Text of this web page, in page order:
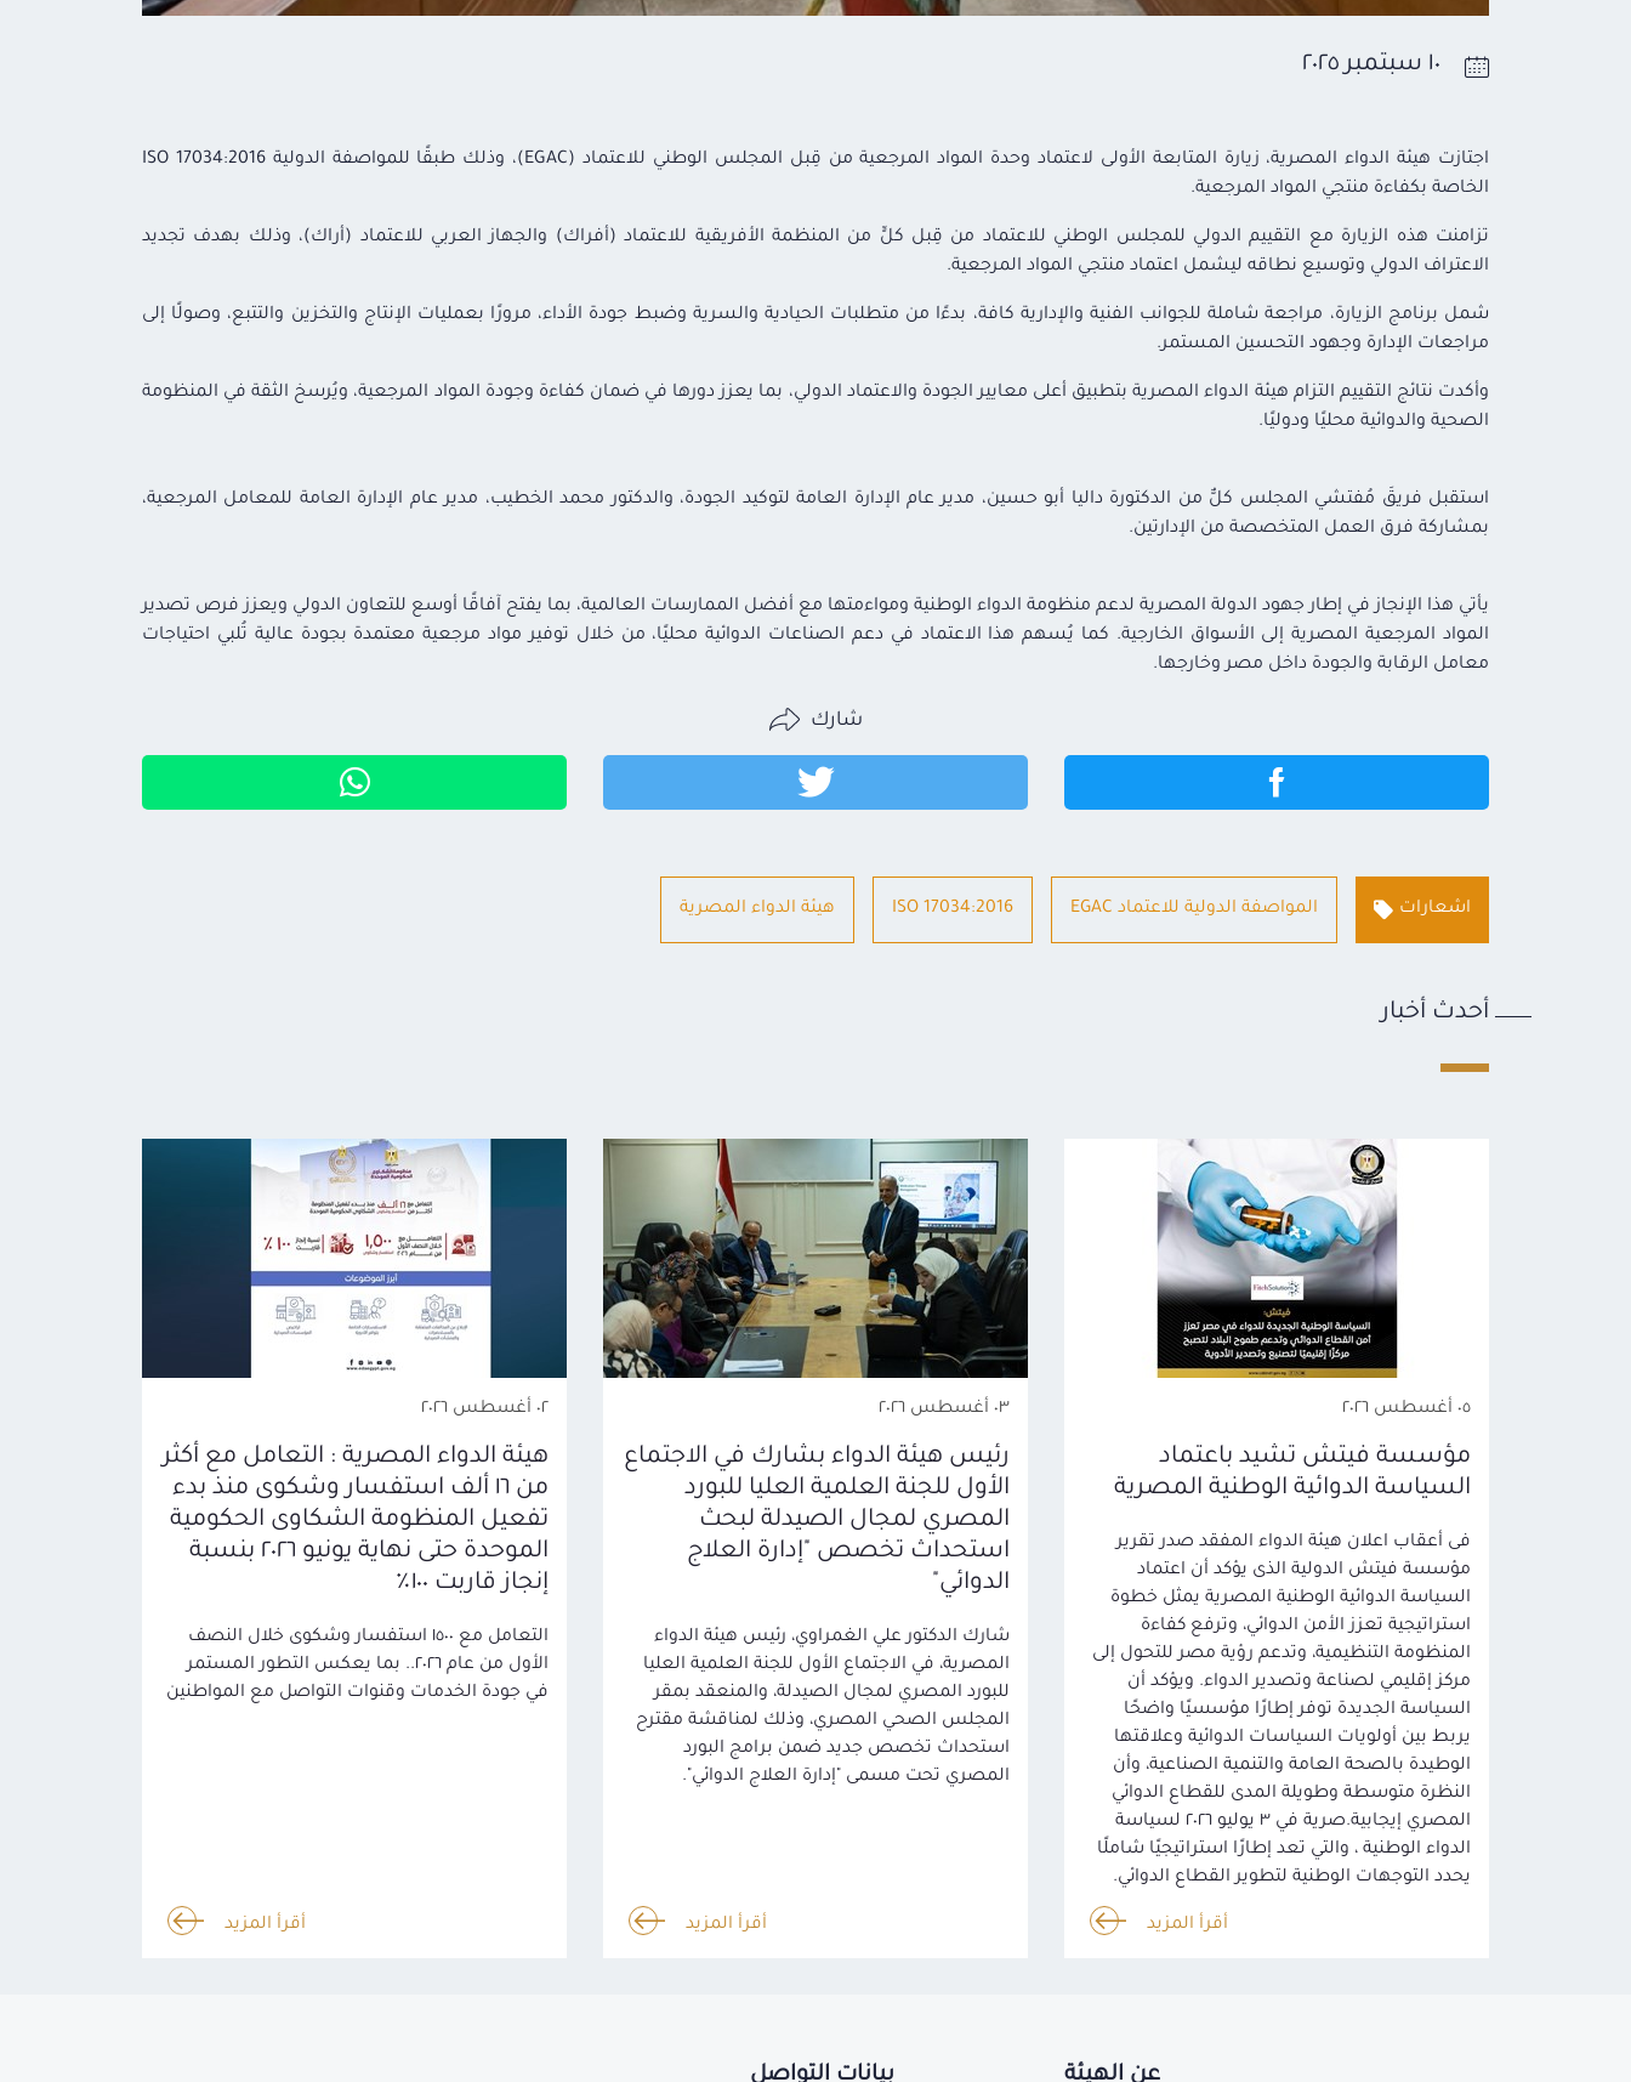
١٠ سبتمبر ٢٠٢٥
اجتازت هيئة الدواء المصرية، زيارة المتابعة الأولى لاعتماد وحدة المواد المرجعية من قِبل المجلس الوطني للاعتماد (EGAC)، وذلك طبقًا للمواصفة الدولية ISO 17034:2016
الخاصة بكفاءة منتجي المواد المرجعية.
تزامنت هذه الزيارة مع التقييم الدولي للمجلس الوطني للاعتماد من قِبل كلٍّ من المنظمة الأفريقية للاعتماد (أفراك) والجهاز العربي للاعتماد (أراك)، وذلك بهدف تجديد
الاعتراف الدولي وتوسيع نطاقه ليشمل اعتماد منتجي المواد المرجعية.
شمل برنامج الزيارة، مراجعة شاملة للجوانب الفنية والإدارية كافة، بدءًا من متطلبات الحيادية والسرية وضبط جودة الأداء، مرورًا بعمليات الإنتاج والتخزين والتتبع، وصولًا إلى
مراجعات الإدارة وجهود التحسين المستمر.
وأكدت نتائج التقييم التزام هيئة الدواء المصرية بتطبيق أعلى معايير الجودة والاعتماد الدولي، بما يعزز دورها في ضمان كفاءة وجودة المواد المرجعية، ويُرسخ الثقة في المنظومة
الصحية والدوائية محليًا ودوليًا.
استقبل فريقَ مُفتشي المجلس كلٌّ من الدكتورة داليا أبو حسين، مدير عام الإدارة العامة لتوكيد الجودة، والدكتور محمد الخطيب، مدير عام الإدارة العامة للمعامل المرجعية،
بمشاركة فرق العمل المتخصصة من الإدارتين.
يأتي هذا الإنجاز في إطار جهود الدولة المصرية لدعم منظومة الدواء الوطنية ومواءمتها مع أفضل الممارسات العالمية، بما يفتح آفاقًا أوسع للتعاون الدولي ويعزز فرص تصدير
المواد المرجعية المصرية إلى الأسواق الخارجية. كما يُسهم هذا الاعتماد في دعم الصناعات الدوائية محليًا، من خلال توفير مواد مرجعية معتمدة بجودة عالية تُلبي احتياجات
معامل الرقابة والجودة داخل مصر وخارجها.
شارك
اشعارات المواصفة الدولية للاعتماد EGAC ISO 17034:2016 هيئة الدواء المصرية
أحدث أخبار
٠٥ أغسطس ٢٠٢٦
مؤسسة فيتش تشيد باعتماد
السياسة الدوائية الوطنية المصرية
فى أعقاب اعلان هيئة الدواء المفقد صدر تقرير
مؤسسة فيتش الدولية الذى يؤكد أن اعتماد
السياسة الدوائية الوطنية المصرية يمثل خطوة
استراتيجية تعزز الأمن الدوائي، وترفع كفاءة
المنظومة التنظيمية، وتدعم رؤية مصر للتحول إلى
مركز إقليمي لصناعة وتصدير الدواء. ويؤكد أن
السياسة الجديدة توفر إطارًا مؤسسيًا واضحًا
يربط بين أولويات السياسات الدوائية وعلاقتها
الوطيدة بالصحة العامة والتنمية الصناعية، وأن
النظرة متوسطة وطويلة المدى للقطاع الدوائي
المصري إيجابية.صرية في ٣ يوليو ٢٠٢٦ لسياسة
الدواء الوطنية ، والتي تعد إطارًا استراتيجيًا شاملًا
يحدد التوجهات الوطنية لتطوير القطاع الدوائي.
أقرأ المزيد
٠٣ أغسطس ٢٠٢٦
رئيس هيئة الدواء بشارك في الاجتماع
الأول للجنة العلمية العليا للبورد
المصري لمجال الصيدلة لبحث
استحداث تخصص "إدارة العلاج
الدوائي"
شارك الدكتور علي الغمراوي، رئيس هيئة الدواء
المصرية، في الاجتماع الأول للجنة العلمية العليا
للبورد المصري لمجال الصيدلة، والمنعقد بمقر
المجلس الصحي المصري، وذلك لمناقشة مقترح
استحداث تخصص جديد ضمن برامج البورد
المصري تحت مسمى "إدارة العلاج الدوائي".
أقرأ المزيد
٠٢ أغسطس ٢٠٢٦
هيئة الدواء المصرية : التعامل مع أكثر
من ١٦ ألف استفسار وشكوى منذ بدء
تفعيل المنظومة الشكاوى الحكومية
الموحدة حتى نهاية يونيو ٢٠٢٦ بنسبة
إنجاز قاربت ١٠٠٪
التعامل مع ١٥٠٠ استفسار وشكوى خلال النصف
الأول من عام ٢٠٢٦.. بما يعكس التطور المستمر
في جودة الخدمات وقنوات التواصل مع المواطنين
أقرأ المزيد
عن الهيئة بيانات التواصل